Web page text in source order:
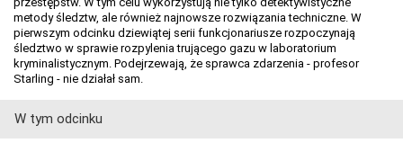
metody śledztw, ale również najnowsze rozwiązania techniczne. W
pierwszym odcinku dziewiątej serii funkcjonariusze rozpoczynają
śledztwo w sprawie rozpylenia trującego gazu w laboratorium
kryminalistycznym. Podejrzewają, że sprawca zdarzenia - profesor
Starling - nie działał sam.
W tym odcinku